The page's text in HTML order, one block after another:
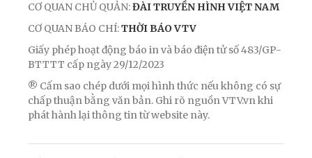
CƠ QUAN CHỦ QUẢN:ĐÀI TRUYỀN HÌNH VIỆT NAM
CƠ QUAN BÁO CHÍ:THỜI BÁO VTV
Giấy phép hoạt động báo in và báo điện tử số 483/GP-
BTTTT cấp ngày 29/12/2023
® Cấm sao chép dưới mọi hình thức nếu không có sự
chấp thuận bằng văn bản. Ghi rõ nguồn VTV.vn khi
phát hành lại thông tin từ website này.